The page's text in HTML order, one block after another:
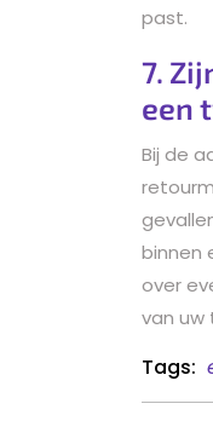
past.
7.
een
Bij de
binnen
over
van uw
Tags: